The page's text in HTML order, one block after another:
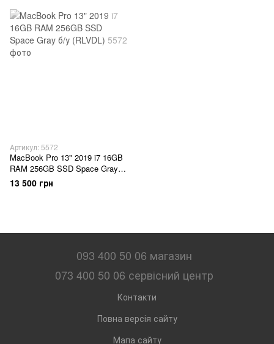
Артикул: 5572
MacBook Pro 13" 2019 i7 16GB
RAM 256GB SSD Space Gray б/
у (RLVDL)
13 500 грн
093 400 50 06 магазин
073 400 50 06 сервісний центр
Контакти
Повна версія сайту
Мапа сайту